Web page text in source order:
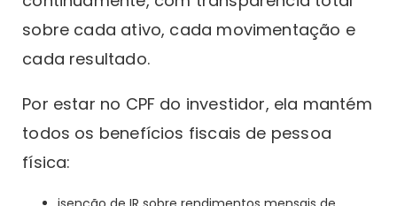
sobre cada ativo, cada movimentação e
cada resultado.
Por estar no CPF do investidor, ela mantém
todos os benefícios fiscais de pessoa
física: